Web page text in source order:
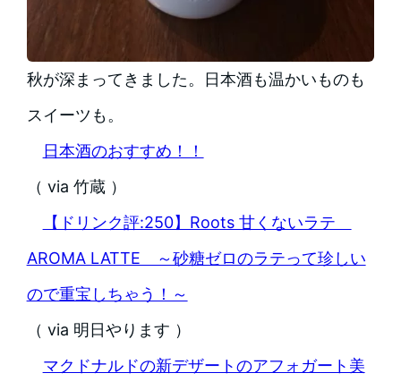
秋が深まってきました。日本酒も温かいものも
スイーツも。
日本酒のおすすめ！！
（ via 竹蔵 ）
【ドリンク評:250】Roots 甘くないラテ
AROMA LATTE ～砂糖ゼロのラテって珍しい
ので重宝しちゃう！～
（ via 明日やります ）
マクドナルドの新デザートのアフォガート美